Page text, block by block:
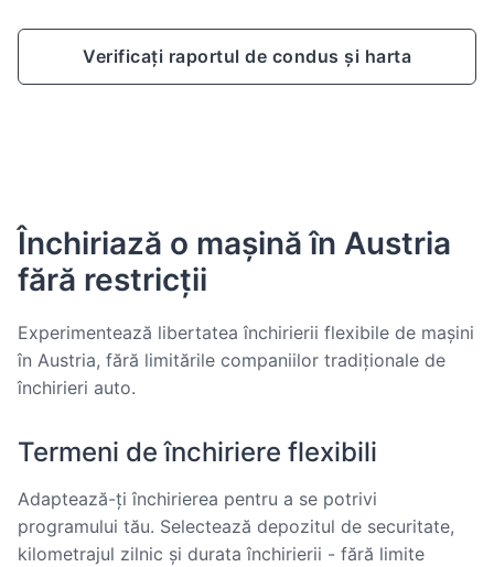
Verificați raportul de condus și harta
Închiriază o mașină în Austria
fără restricții
Experimentează libertatea închirierii flexibile de mașini
în Austria, fără limitările companiilor tradiționale de
închirieri auto.
Termeni de închiriere flexibili
Adaptează-ți închirierea pentru a se potrivi
programului tău. Selectează depozitul de securitate,
kilometrajul zilnic și durata închirierii - fără limite